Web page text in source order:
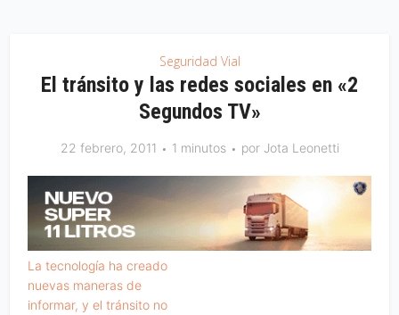
Seguridad Vial
El tránsito y las redes sociales en «2
Segundos TV»
22 febrero, 2011 1 minutos por Jota Leonetti
La tecnología ha creado
nuevas maneras de
informar, y el tránsito no